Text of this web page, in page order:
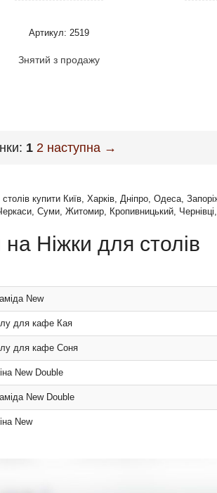
Артикул: 2519
Знятий з продажу
1 2 наступна →
столів купити Київ, Харків, Дніпро, Одеса,
Суми, Житомир, Кропивницький,
на Ніжки для столів
New
для кафе Кая
для кафе Соня
New Double
New Double
New